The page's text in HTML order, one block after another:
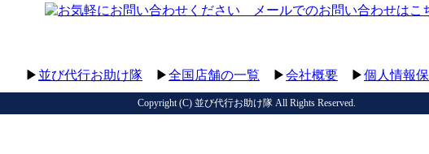
▶ 並び代行お助け隊 ▶全国店舗の一覧 ▶会社概要 ▶個人情報
Copyright (C) 並び代行お助け隊 All Rights Reserved.